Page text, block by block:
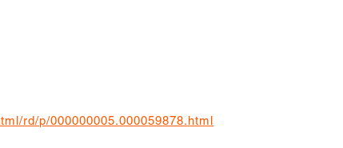
rd/p/000000005.000059878.html